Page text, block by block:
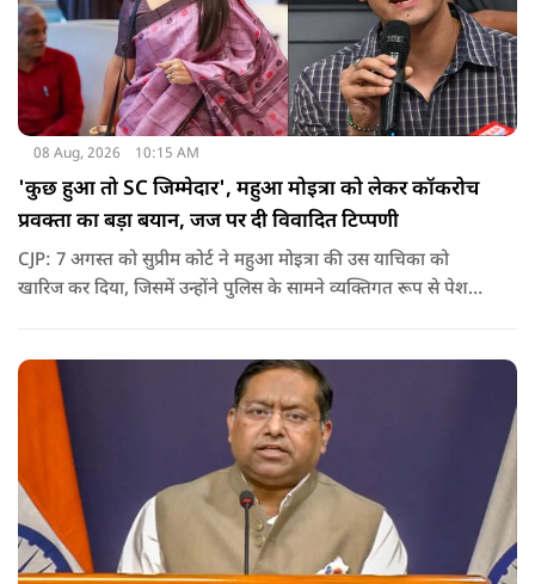
08 Aug, 2026 10:15 AM
'कुछ हुआ तो SC जिम्मेदार', महुआ मोइत्रा को लेकर कॉकरोच
प्रवक्ता का बड़ा बयान, जज पर दी विवादित टिप्पणी
CJP: 7 अगस्त को सुप्रीम कोर्ट ने महुआ मोइत्रा की उस याचिका को
खारिज कर दिया, जिसमें उन्होंने पुलिस के सामने व्यक्तिगत रूप से पेश
केंद्र बन गई है.